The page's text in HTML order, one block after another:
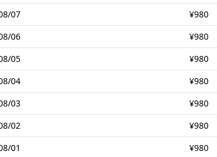
07
¥980
06
¥980
05
¥980
04
¥980
03
¥980
02
¥980
01
¥980